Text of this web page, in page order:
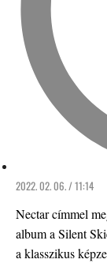
2022. 02. 06. / 11:14
Nectar címmel
album a Silent
a klasszikus